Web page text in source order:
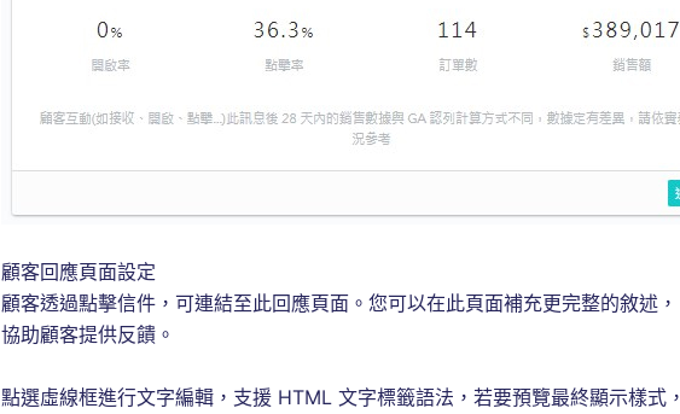
顧客回應頁面設定
顧客透過點擊信件，可連結至此回應頁面。您可以在此頁面補充更完整的敘述，
協助顧客提供反饋。
點選虛線框進行文字編輯，支援 HTML 文字標籤語法，若要預覽最終顯示樣式，